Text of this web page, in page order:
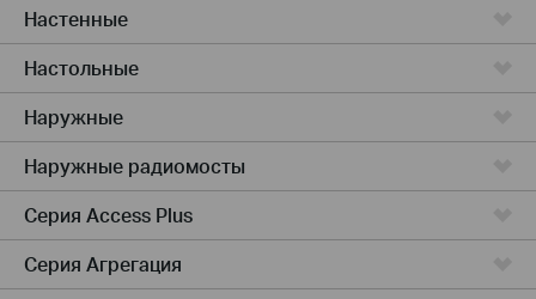
Настенные
Настольные
Наружные
Наружные радиомосты
Серия Access Plus
Серия Агрегация